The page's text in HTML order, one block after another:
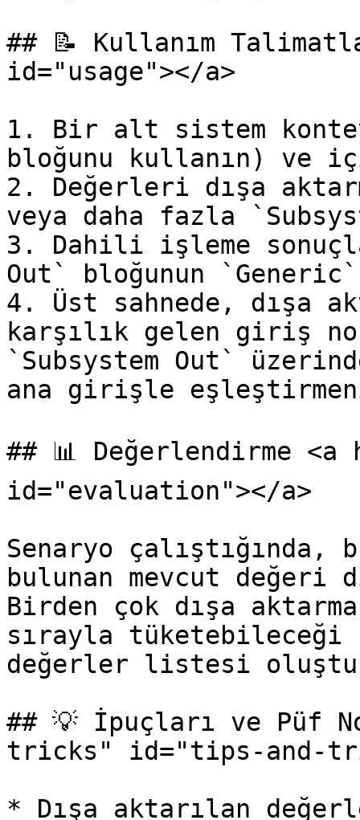
## 📝 Kullanım
id="usage"></a>
1. Bir alt sistem
bloğunu kullanın) ve
2. Değerleri dışa
veya daha fazla
3. Dahili işleme
Out` bloğunun
4. Üst sahnede, dışa
karşılık gelen giriş
`Subsystem Out`
ana girişle
## 📊 Değerlendirme
id="evaluation"></a>
Senaryo
bulunan mevcut değeri
Birden çok dışa
sırayla tüketebileceği
değerler listesi
## 💡 İpuçları ve Püf
tricks" id="tips-and-
* Dışa aktarılan